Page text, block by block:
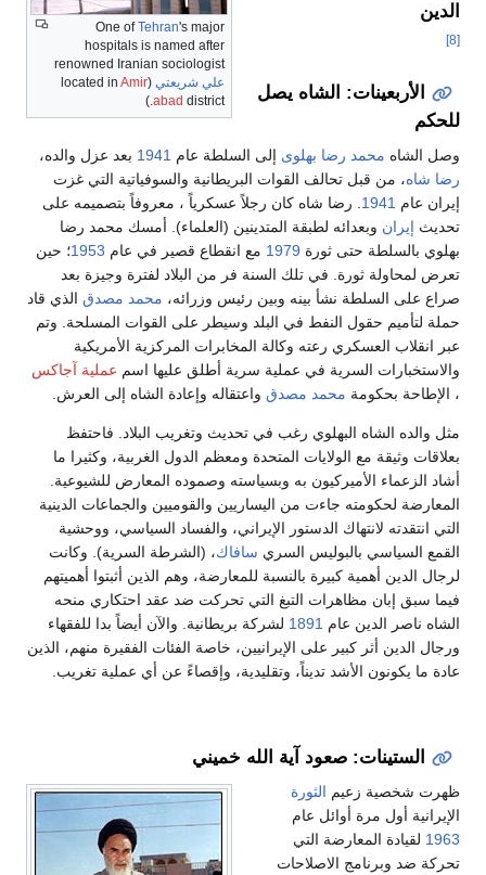
One ofTehran's major
hospitals is named after
renowned Iranian sociologist
علي شريعتي (located in
Amir
abad district.)
الدين
[8]
الأربعينات: الشاه يصل
للحكم
وصل الشاه محمد رضا بهلوى إلى السلطة عام 1941 بعد عزل والده،
رضا شاه، من قبل تحالف القوات البريطانية والسوفياتية التي غزت
إيران عام 1941 . رضا شاه كان رجلاً عسكرياً ، معروفاً بتصميمه على
تحديث إيران وبعدائه لطبقة المتدينين (العلماء). أمسك محمد رضا
بهلوي بالسلطة حتى ثورة 1979 مع انقطاع قصير في عام 1953؛ حين
تعرض لمحاولة ثورة. في تلك السنة فر من البلاد لفترة وجيزة بعد
صراع على السلطة نشأ بينه وبين رئيس وزرائه، محمد مصدق الذي قاد
حملة لتأميم حقول النفط في البلد وسيطر على القوات المسلحة. وتم
عبر انقلاب العسكري رعته وكالة المخابرات المركزية الأمريكية
والاستخبارات السرية في عملية سرية أطلق عليها اسم عملية آجاكس
، الإطاحة بحكومة محمد مصدق واعتقاله وإعادة الشاه إلى العرش.
مثل والده الشاه البهلوي رغب في تحديث وتغريب البلاد. فاحتفظ
بعلاقات وثيقة مع الولايات المتحدة ومعظم الدول الغربية، وكثيرا ما
أشاد الزعماء الأميركيون به وبسياسته وصموده المعارض للشيوعية.
المعارضة لحكومته جاءت من اليساريين والقوميين والجماعات الدينية
التي انتقدته لانتهاك الدستور الإيراني، والفساد السياسي، ووحشية
القمع السياسي بالبوليس السري سافاك، (الشرطة السرية). وكانت
لرجال الدين أهمية كبيرة بالنسبة للمعارضة، وهم الذين أثبتوا أهميتهم
فيما سبق إبان مظاهرات التبغ التي تحركت ضد عقد احتكاري منحه
الشاه ناصر الدين عام 1891 لشركة بريطانية. والآن أيضاً بدا للفقهاء
ورجال الدين أثر كبير على الإيرانيين، خاصة الفئات الفقيرة منهم، الذين
عادة ما يكونون الأشد تديناً، وتقليدية، وإقصاءً عن أي عملية تغريب.
الستينات: صعود آية الله خميني
ظهرت شخصية زعيم الثورة
الإيرانية أول مرة أوائل عام
1963 لقيادة المعارضة التي
تحركة ضد وبرنامج الاصلاحات